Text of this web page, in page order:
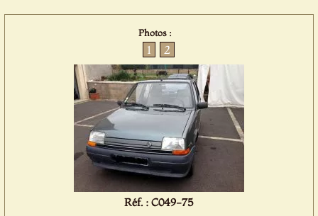
Photos :
1 2
Réf. : C049-75